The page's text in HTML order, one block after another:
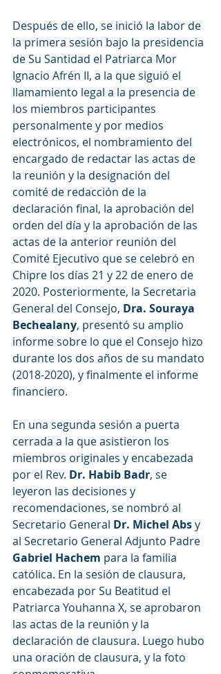
Después de ello, se inició la labor de
la primera sesión bajo la presidencia
de Su Santidad el Patriarca Mor
Ignacio Afrén II, a la que siguió el
llamamiento legal a la presencia de
los miembros participantes
personalmente y por medios
electrónicos, el nombramiento del
encargado de redactar las actas de
la reunión y la designación del
comité de redacción de la
declaración final, la aprobación del
orden del día y la aprobación de las
actas de la anterior reunión del
Comité Ejecutivo que se celebró en
Chipre los días 21 y 22 de enero de
2020. Posteriormente, la Secretaria
General del Consejo, Dra. Souraya
Bechealany, presentó su amplio
informe sobre lo que el Consejo hizo
durante los dos años de su mandato
(2018-2020), y finalmente el informe
financiero.
En una segunda sesión a puerta
cerrada a la que asistieron los
miembros originales y encabezada
por el Rev. Dr. Habib Badr, se
leyeron las decisiones y
recomendaciones, se nombró al
Secretario General Dr. Michel Abs y
al Secretario General Adjunto Padre
Gabriel Hachem para la familia
católica. En la sesión de clausura,
encabezada por Su Beatitud el
Patriarca Youhanna X, se aprobaron
las actas de la reunión y la
declaración de clausura. Luego hubo
una oración de clausura, y la foto